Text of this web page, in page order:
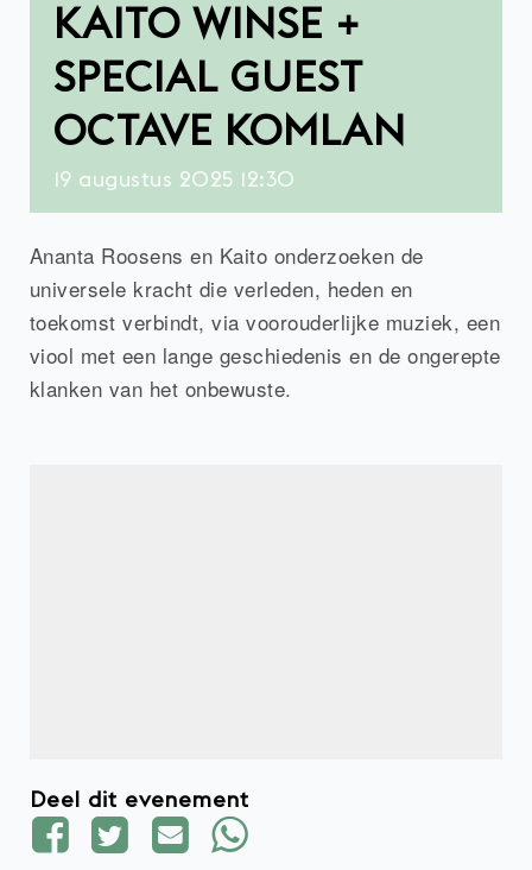
KAITO WINSE +
SPECIAL GUEST
OCTAVE KOMLAN
19 augustus 2025 12:30
Ananta Roosens en Kaito onderzoeken de
universele kracht die verleden, heden en
toekomst verbindt, via voorouderlijke muziek, een
viool met een lange geschiedenis en de ongerepte
klanken van het onbewuste.
Deel dit evenement